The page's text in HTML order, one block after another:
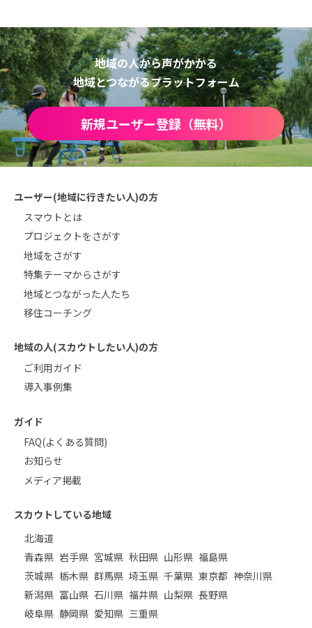
地域の人から声がかかる
地域とつながるプラットフォーム
新規ユーザー登録（無料）
ユーザー(地域に行きたい人)の方
スマウトとは
プロジェクトをさがす
地域をさがす
特集テーマからさがす
地域とつながった人たち
移住コーチング
地域の人(スカウトしたい人)の方
ご利用ガイド
導入事例集
ガイド
FAQ(よくある質問)
お知らせ
メディア掲載
スカウトしている地域
北海道
青森県 岩手県 宮城県 秋田県 山形県 福島県
茨城県 栃木県 群馬県 埼玉県 千葉県 東京都 神奈川県
新潟県 富山県 石川県 福井県 山梨県 長野県
岐阜県 静岡県 愛知県 三重県